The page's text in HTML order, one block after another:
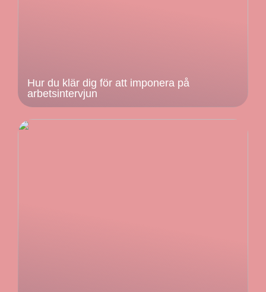
Hur du klär dig för att imponera på
arbetsintervjun